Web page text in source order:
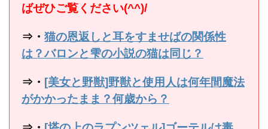
ばぜひご覧ください(^^)/
⇒・ 猫の恩返しと耳をすませばの関係性
は？バロンと雫の小説の猫は同じ？
⇒・ [美女と野獣]野獣と使用人は何年間魔法
がかかったまま？何歳から？